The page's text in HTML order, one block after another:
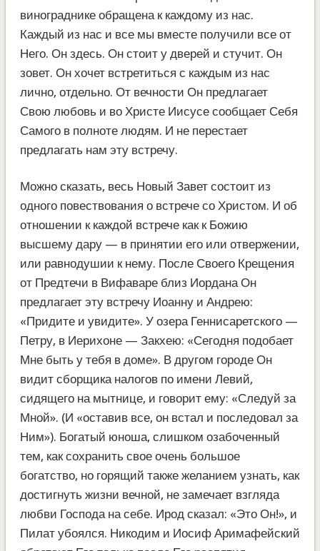
винограднике обращена к каждому из нас.
Каждый из нас и все мы вместе получили все от
Него. Он здесь. Он стоит у дверей и стучит. Он
зовет. Он хочет встретиться с каждым из нас
лично, отдельно. От вечности Он предлагает
Свою любовь и во Христе Иисусе сообщает Себя
Самого в полноте людям. И не перестает
предлагать нам эту встречу.
Можно сказать, весь Новый Завет состоит из
одного повествования о встрече со Христом. И об
отношении к каждой встрече как к Божию
высшему дару — в принятии его или отвержении,
или равнодушии к нему. После Своего Крещения
от Предтечи в Вифаваре близ Иордана Он
предлагает эту встречу Иоанну и Андрею:
«Придите и увидите». У озера Геннисаретского —
Петру, в Иерихоне — Закхею: «Сегодня подобает
Мне быть у тебя в доме». В другом городе Он
видит сборщика налогов по имени Левий,
сидящего на мытнице, и говорит ему: «Следуй за
Мной». (И «оставив все, он встал и последовал за
Ним»). Богатый юноша, слишком озабоченный
тем, как сохранить свое очень большое
богатство, но горящий также желанием узнать, как
достигнуть жизни вечной, не замечает взгляда
любви Господа на себе. Ирод сказал: «Это Он!», и
Пилат убоялся. Никодим и Иосиф Аримафейский